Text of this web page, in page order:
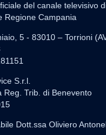
del canale televisivo
Regione Campania
5 - 83010 – Torrioni
S.r.l.
Reg. Trib. di Benevento
Dott.ssa Oliviero